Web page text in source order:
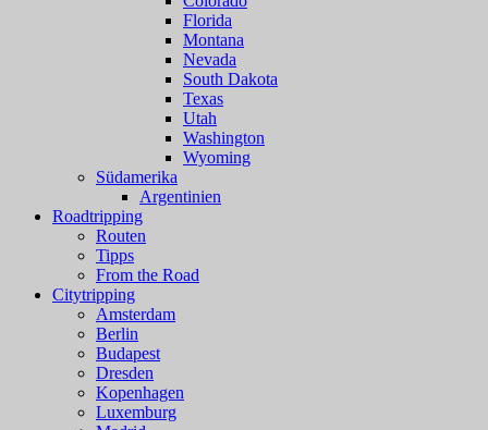
Florida
Montana
Nevada
South Dakota
Texas
Utah
Washington
Wyoming
Südamerika
Argentinien
Roadtripping
Routen
Tipps
From the Road
Citytripping
Amsterdam
Berlin
Budapest
Dresden
Kopenhagen
Luxemburg